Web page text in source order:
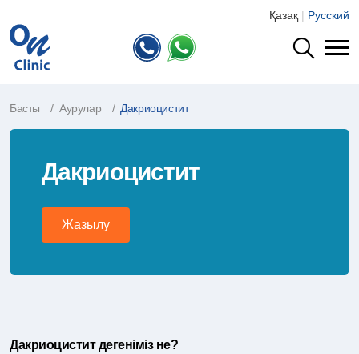
Қазақ | Русский
Басты Аурулар Дакриоцистит
Дакриоцистит
Жазылу
Дакриоцистит дегеніміз не?